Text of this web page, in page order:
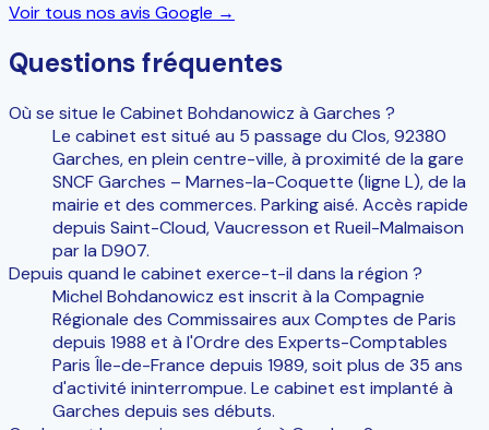
Voir tous nos avis Google →
Questions fréquentes
Où se situe le Cabinet Bohdanowicz à Garches ?
Le cabinet est situé au 5 passage du Clos, 92380
Garches, en plein centre-ville, à proximité de la gare
SNCF Garches – Marnes-la-Coquette (ligne L), de la
mairie et des commerces. Parking aisé. Accès rapide
depuis Saint-Cloud, Vaucresson et Rueil-Malmaison
par la D907.
Depuis quand le cabinet exerce-t-il dans la région ?
Michel Bohdanowicz est inscrit à la Compagnie
Régionale des Commissaires aux Comptes de Paris
depuis 1988 et à l'Ordre des Experts-Comptables
Paris Île-de-France depuis 1989, soit plus de 35 ans
d'activité ininterrompue. Le cabinet est implanté à
Garches depuis ses débuts.